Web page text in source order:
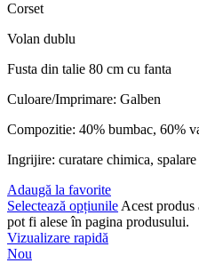
Corset
Volan dublu
Fusta din talie 80 cm cu fanta
Culoare/Imprimare: Galben
Compozitie: 40% bumbac, 60%
Ingrijire: curatare chimica,
Adaugă la favorite
Selectează opțiunile Acest
pot fi alese în pagina produsului.
Vizualizare rapidă
Nou